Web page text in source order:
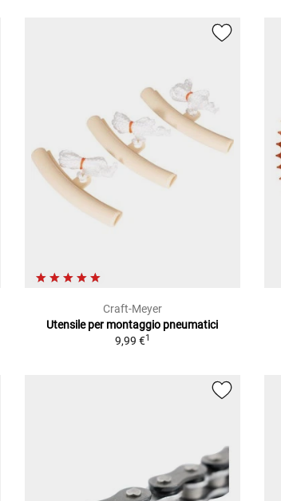
Craft-Meyer
Utensile per montaggio pneumatici
9,99 €1